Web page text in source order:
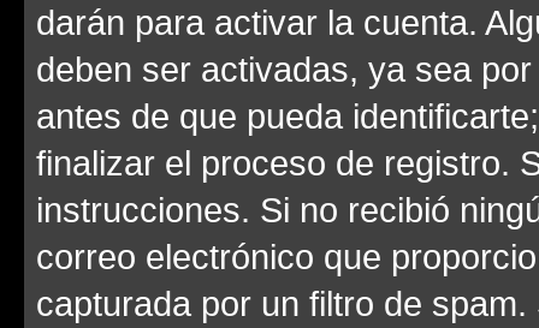
darán para activar la cuenta.
deben ser activadas, ya sea
antes de que pueda
finalizar el proceso de registro.
instrucciones. Si no recibió
correo electrónico que
capturada por un filtro de